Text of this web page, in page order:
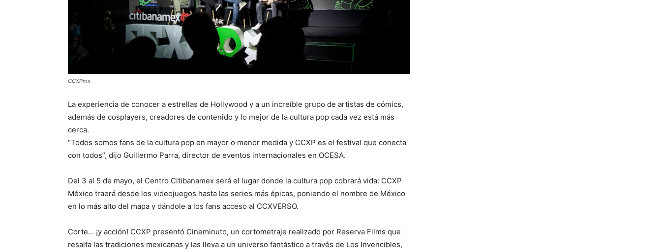
CCXPmx
La experiencia de conocer a estrellas de Hollywood y a un increíble grupo de artistas de cómics,
además de cosplayers, creadores de contenido y lo mejor de la cultura pop cada vez está más
cerca.
“Todos somos fans de la cultura pop en mayor o menor medida y CCXP es el festival que conecta
con todos”, dijo Guillermo Parra, director de eventos internacionales en OCESA.
Del 3 al 5 de mayo, el Centro Citibanamex será el lugar donde la cultura pop cobrará vida: CCXP
México traerá desde los videojuegos hasta las series más épicas, poniendo el nombre de México
en lo más alto del mapa y dándole a los fans acceso al CCXVERSO.
Corte… ¡y acción! CCXP presentó Cineminuto, un cortometraje realizado por Reserva Films que
resalta las tradiciones mexicanas y las lleva a un universo fantástico a través de Los Invencibles,